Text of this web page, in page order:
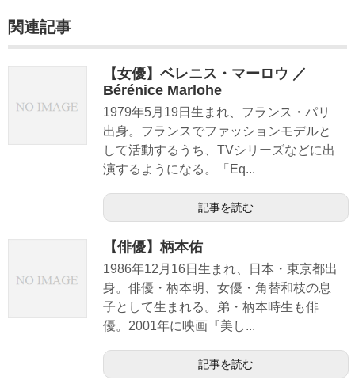
関連記事
【女優】ベレニス・マーロウ ／
Bérénice Marlohe
1979年5月19日生まれ、フランス・パリ
出身。フランスでファッションモデルと
して活動するうち、TVシリーズなどに出
演するようになる。「Eq...
記事を読む
【俳優】柄本佑
1986年12月16日生まれ、日本・東京都出
身。俳優・柄本明、女優・角替和枝の息
子として生まれる。弟・柄本時生も俳
優。2001年に映画『美し...
記事を読む